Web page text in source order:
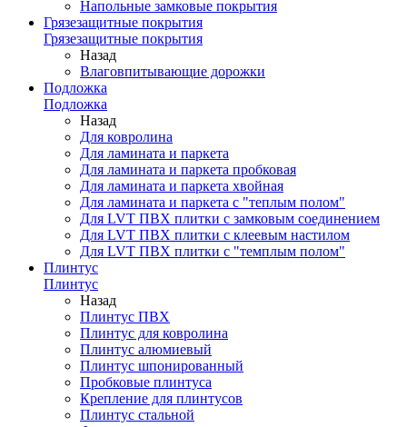
Напольные замковые покрытия
Грязезащитные покрытия
Грязезащитные покрытия
Назад
Влаговпитывающие дорожки
Подложка
Подложка
Назад
Для ковролина
Для ламината и паркета
Для ламината и паркета пробковая
Для ламината и паркета хвойная
Для ламината и паркета с "теплым полом"
Для LVT ПВХ плитки с замковым соединением
Для LVT ПВХ плитки с клеевым настилом
Для LVT ПВХ плитки с "темплым полом"
Плинтус
Плинтус
Назад
Плинтус ПВХ
Плинтус для ковролина
Плинтус алюмиевый
Плинтус шпонированный
Пробковые плинтуса
Крепление для плинтусов
Плинтус стальной